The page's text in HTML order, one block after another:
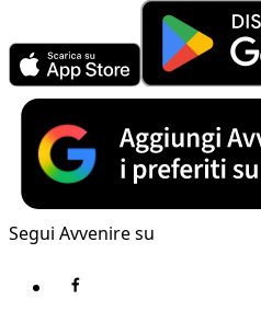
Segui Avvenire su